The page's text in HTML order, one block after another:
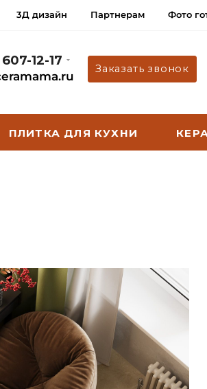
3Д дизайн Партнерам Фото
12-17
Заказать звонок
ПЛИТКА ДЛЯ КУХНИ